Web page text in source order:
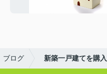
ブログ 新築一戸建てを購